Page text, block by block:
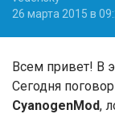
26 марта 2015 в
Всем привет! В
Сегодня
CyanogenMod,